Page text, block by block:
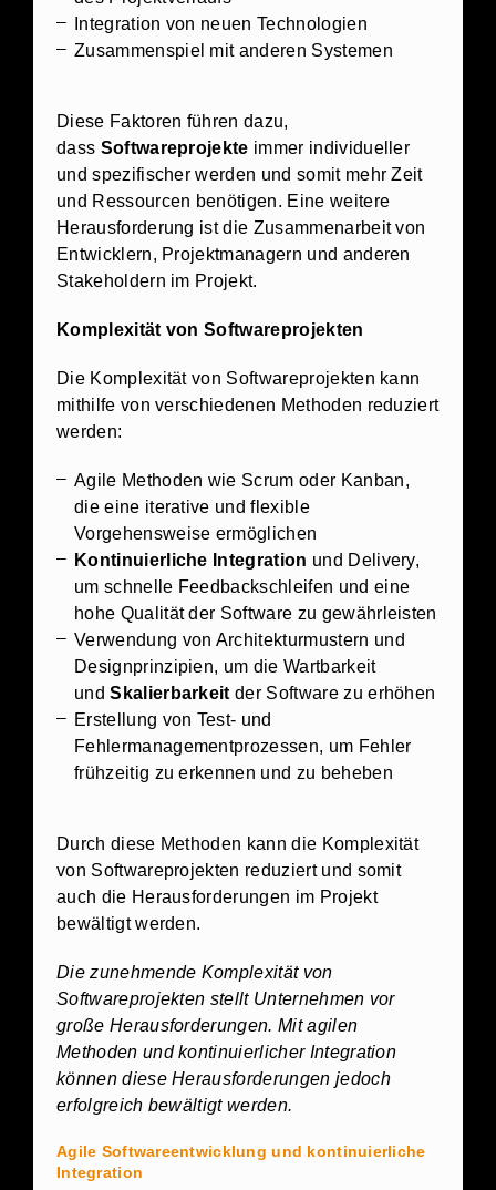
Integration von neuen Technologien
Zusammenspiel mit anderen Systemen
Diese Faktoren führen dazu,
dass Softwareprojekte immer individueller
und spezifischer werden und somit mehr Zeit
und Ressourcen benötigen. Eine weitere
Herausforderung ist die Zusammenarbeit von
Entwicklern, Projektmanagern und anderen
Stakeholdern im Projekt.
Komplexität von Softwareprojekten
Die Komplexität von Softwareprojekten kann
mithilfe von verschiedenen Methoden reduziert
werden:
Agile Methoden wie Scrum oder Kanban,
die eine iterative und flexible
Vorgehensweise ermöglichen
Kontinuierliche Integration und Delivery,
um schnelle Feedbackschleifen und eine
hohe Qualität der Software zu gewährleisten
Verwendung von Architekturmustern und
Designprinzipien, um die Wartbarkeit
undSkalierbarkeit der Software zu erhöhen
Erstellung von Test- und
Fehlermanagementprozessen, um Fehler
frühzeitig zu erkennen und zu beheben
Durch diese Methoden kann die Komplexität
von Softwareprojekten reduziert und somit
auch die Herausforderungen im Projekt
bewältigt werden.
Die zunehmende Komplexität von
Softwareprojekten stellt Unternehmen vor
große Herausforderungen. Mit agilen
Methoden und kontinuierlicher Integration
können diese Herausforderungen jedoch
erfolgreich bewältigt werden.
Agile Softwareentwicklung und kontinuierliche
Integration